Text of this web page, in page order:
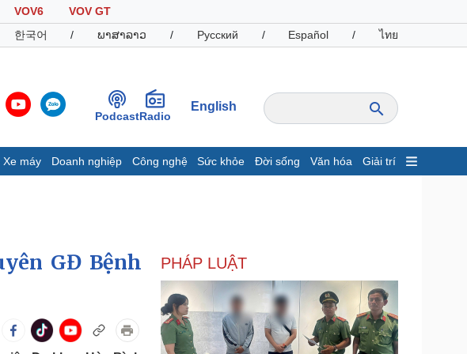
VOV6
VOV GT
한국어 / ພາສາລາວ / Русский / Español / ไทย
PodcastRadio
English
Xe máy Doanh nghiệp Công nghệ Sức khỏe Đời sống Văn hóa Giải trí
Giá cà phê
Doanh nghiệp
Thông tin doanh nghiệp
Công nghệ
Sành điệu
GĐ Bệnh
PHÁP LUẬT